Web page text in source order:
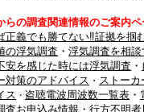
らの調査関連情報のご案内ペ
正義でも勝てない‼証拠を掴
の浮気調査 ・浮気調査を相
安を感じた時には浮気調査 ・
対策のアドバイス ・ ストー
ス ・ 盗聴電波周波数一覧表 ・
査お申込み情報 ・行方不明